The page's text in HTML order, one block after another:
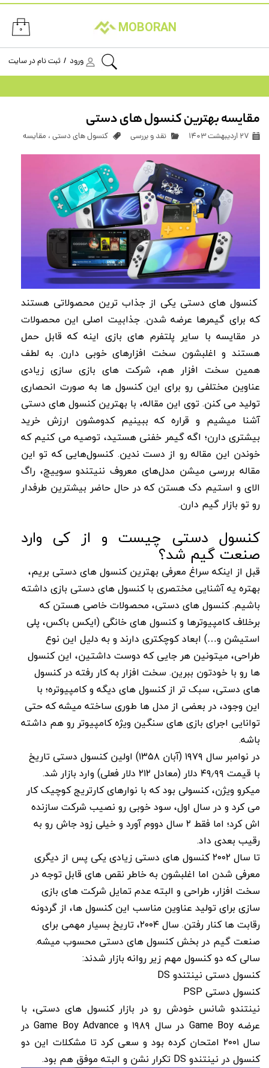
۰
ورود / ثبت نام در سایت
خروج از حساب کاربری
MOBORAN
مقایسه بهترین کنسول های دستی
۲۷ اردیبهشت ۱۴۰۳ نقد و بررسی کنسول های دستی ، مقایسه
کنسول های دستی یکی از جذاب ترین محصولاتی هستند
که برای گیمرها عرضه شدن. جذابیت اصلی این محصولات
در مقایسه با سایر پلتفرم های بازی اینه که قابل حمل
هستند و اغلبشون سخت افزارهای خوبی دارن. به لطف
همین سخت افزار هم، شرکت های بازی سازی زیادی
عناوین مختلفی رو برای این کنسول ها به صورت انحصاری
تولید می کنن. توی این مقاله، با بهترین کنسول های دستی
آشنا میشیم و قراره که ببینیم کدومشون ارزش خرید
بیشتری دارن؛ اگه گیمر خفنی هستید، توصیه می کنیم که
خوندن این مقاله رو از دست ندین. کنسول‌هایی که تو این
مقاله بررسی میشن مدل‌های معروف ننیتندو سوییچ، راگ
الای و استیم دک هستن که در حال حاضر بیشترین طرفدار
رو تو بازار گیم دارن.
کنسول دستی چیست و از کی وارد
صنعت گیم شد؟
قبل از اینکه سراغ معرفی بهترین کنسول های دستی بریم،
بهتره یه آشنایی مختصری با کنسول های دستی بازی داشته
باشیم. کنسول های دستی، محصولات خاصی هستن که
برخلاف کامپیوترها و کنسول های خانگی (ایکس باکس، پلی
استیشن و…) ابعاد کوچکتری دارند و به دلیل این نوع
طراحی، میتونین هر جایی که دوست داشتین، این کنسول
ها رو با خودتون ببرین. سخت افزار به کار رفته در کنسول
های دستی، سبک تر از کنسول های دیگه و کامپیوتره؛ با
این وجود، در بعضی از مدل ها طوری ساخته میشه که حتی
توانایی اجرای بازی های سنگین ویژه کامپیوتر رو هم داشته
باشه.
در نوامبر سال ۱۹۷۹ (آبان ۱۳۵۸) اولین کنسول دستی تاریخ
با قیمت ۴۹٫۹۹ دلار (معادل ۲۱۲ دلار فعلی) وارد بازار شد.
میکرو ویژن، کنسولی بود که با نوارهای کارتریج کوچیک کار
می کرد و در سال اول، سود خوبی رو نصیب شرکت سازنده
اش کرد؛ اما فقط ۲ سال دووم آورد و خیلی زود جاش رو به
رقیب بعدی داد.
تا سال ۲۰۰۲ کنسول های دستی زیادی یکی پس از دیگری
معرفی شدن اما اغلبشون به خاطر نقص های قابل توجه در
سخت افزار، طراحی و البته عدم تمایل شرکت های بازی
سازی برای تولید عناوین مناسب این کنسول ها، از گردونه
رقابت ها کنار رفتن. سال ۲۰۰۴، تاریخ بسیار مهمی برای
صنعت گیم در بخش کنسول های دستی محسوب میشه.
سالی که دو کنسول مهم زیر روانه بازار شدند:
کنسول دستی نینتندو DS
کنسول دستی PSP
نینتندو شانس خودش رو در بازار کنسول های دستی، با
عرضه Game Boy در سال ۱۹۸۹ و Game Boy Advance در
سال ۲۰۰۱ امتحان کرده بود و سعی کرد تا مشکلات این دو
کنسول در نینتندو DS تکرار نشن و البته موفق هم بود.